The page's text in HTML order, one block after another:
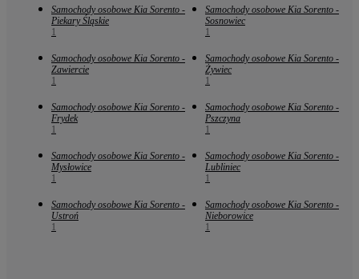
Samochody osobowe Kia Sorento -
Piekary Śląskie
1
Samochody osobowe Kia Sorento -
Sosnowiec
1
Samochody osobowe Kia Sorento -
Zawiercie
1
Samochody osobowe Kia Sorento -
Żywiec
1
Samochody osobowe Kia Sorento -
Frydek
1
Samochody osobowe Kia Sorento -
Pszczyna
1
Samochody osobowe Kia Sorento -
Mysłowice
1
Samochody osobowe Kia Sorento -
Lubliniec
1
Samochody osobowe Kia Sorento -
Ustroń
1
Samochody osobowe Kia Sorento -
Nieborowice
1